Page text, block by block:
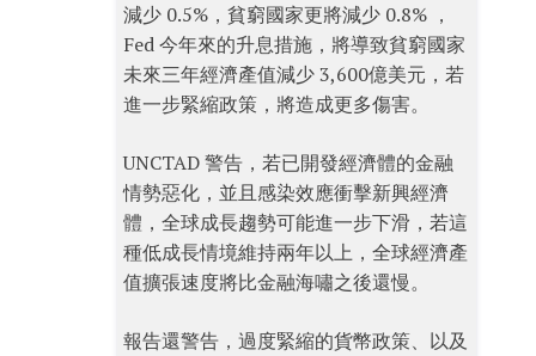
減少 0.5%，貧窮國家更將減少 0.8% ，
Fed 今年來的升息措施，將導致貧窮國家
未來三年經濟產值減少 3,600億美元，若
進一步緊縮政策，將造成更多傷害。
UNCTAD 警告，若已開發經濟體的金融
情勢惡化，並且感染效應衝擊新興經濟
體，全球成長趨勢可能進一步下滑，若這
種低成長情境維持兩年以上，全球經濟產
值擴張速度將比金融海嘯之後還慢。
報告還警告，過度緊縮的貨幣政策、以及